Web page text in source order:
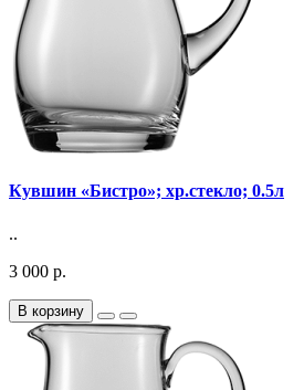
Кувшин «Бистро»; хр.стекло; 0.5л
..
3 000 р.
В корзину